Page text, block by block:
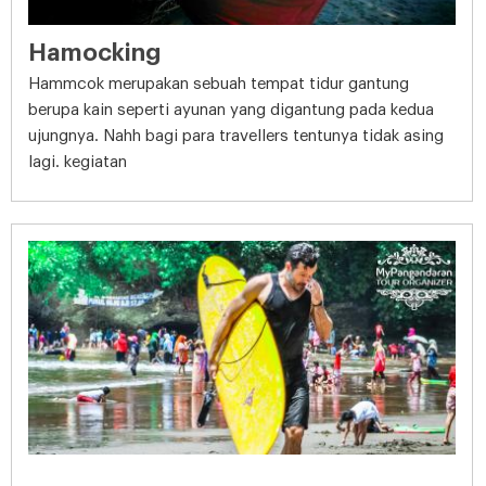
Hamocking
Hammcok merupakan sebuah tempat tidur gantung
berupa kain seperti ayunan yang digantung pada kedua
ujungnya. Nahh bagi para travellers tentunya tidak asing
lagi. kegiatan